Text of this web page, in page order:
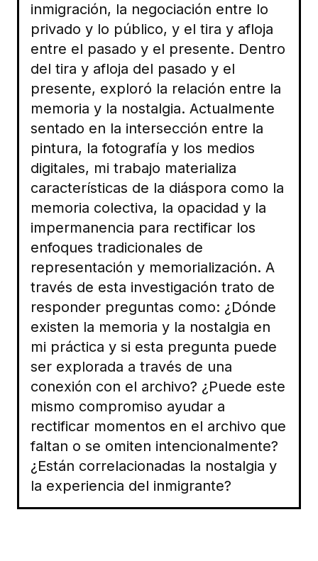
inmigración, la negociación entre lo
privado y lo público, y el tira y afloja
entre el pasado y el presente. Dentro
del tira y afloja del pasado y el
presente, exploró la relación entre la
memoria y la nostalgia. Actualmente
sentado en la intersección entre la
pintura, la fotografía y los medios
digitales, mi trabajo materializa
características de la diáspora como la
memoria colectiva, la opacidad y la
impermanencia para rectificar los
enfoques tradicionales de
representación y memorialización. A
través de esta investigación trato de
responder preguntas como: ¿Dónde
existen la memoria y la nostalgia en
mi práctica y si esta pregunta puede
ser explorada a través de una
conexión con el archivo? ¿Puede este
mismo compromiso ayudar a
rectificar momentos en el archivo que
faltan o se omiten intencionalmente?
¿Están correlacionadas la nostalgia y
la experiencia del inmigrante?